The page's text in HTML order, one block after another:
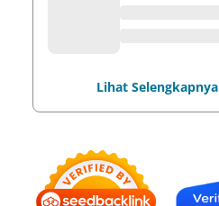
Lihat Selengkapnya